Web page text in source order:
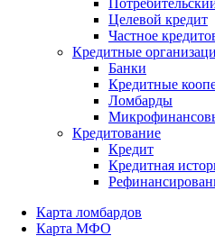
Целевой кредит
Частное
Кредитные
Банки
Кредитные
Ломбарды
Кредитование
Кредит
Кредитная
Карта ломбардов
Карта МФО